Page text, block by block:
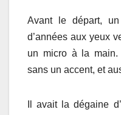
Avant le départ, un
d’années aux yeux
un micro à la
sans un accent, et
Il avait la dégaine